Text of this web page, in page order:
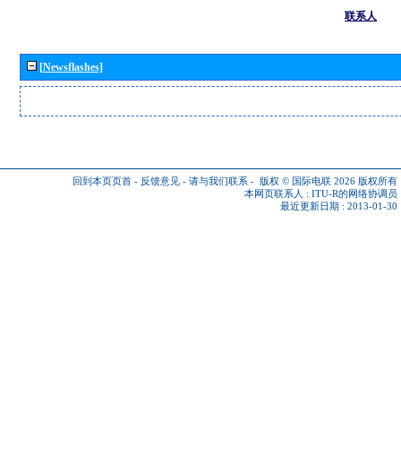
联系人
[Newsflashes]
回到本页页首 - 反馈意见 - 请与我们联系 - 版权 © 国际电联 2026 版权所有
本网页联系人 : ITU-R的网络协调员
最近更新日期 : 2013-01-30